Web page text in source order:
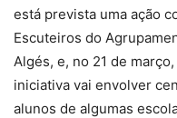
está prevista uma ação
Escuteiros do
Algés, e, no 21 de
iniciativa vai envolver
alunos de algumas